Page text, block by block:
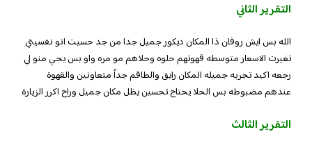
التقرير الثاني
الله بس ايش روقان ذا المكان ديكور جميل جدا من جد حسيت انو نفسيتي
تغيرت الاسعار متوسطه قهوتهم حلوه وحلاهم مو مره واو بس يجي منو لي
رجعه اكيد تجربه جميله المكان رايق والطاقم جداً متعاونين والقهوة
عندهم مضبوطه بس الحلا يحتاج تحسين يظل مكان جميل وراح اكرر الزيارة
التقرير الثالث